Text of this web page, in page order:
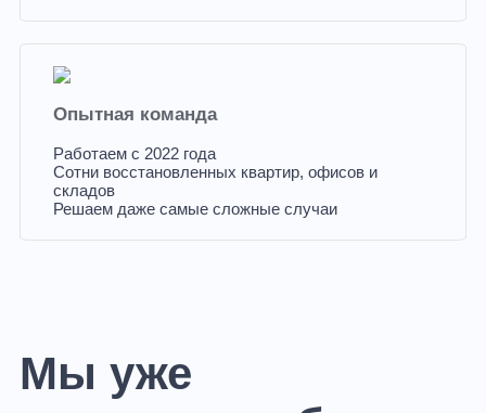
Опытная команда
Работаем с 2022 года
Сотни восстановленных квартир, офисов и
складов
Решаем даже самые сложные случаи
Мы уже